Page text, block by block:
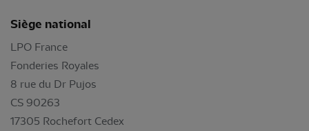
Siège national
LPO France
Fonderies Royales
8 rue du Dr Pujos
CS 90263
17305 Rochefort Cedex